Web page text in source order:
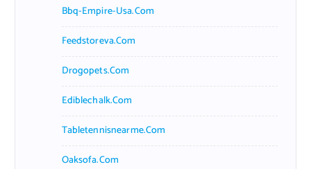
Bbq-Empire-Usa.com
Feedstoreva.com
Drogopets.com
Ediblechalk.com
Tabletennisnearme.com
Oaksofa.com